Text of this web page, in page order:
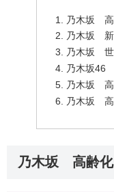
乃木坂
乃木坂 新
乃木坂
乃木坂46
乃木坂 高
乃木坂
乃木坂 高齢